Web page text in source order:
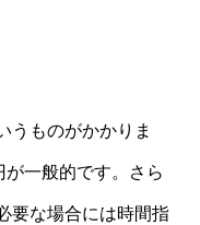
うものがかかりま
一般的です。さら
要な場合には時間指